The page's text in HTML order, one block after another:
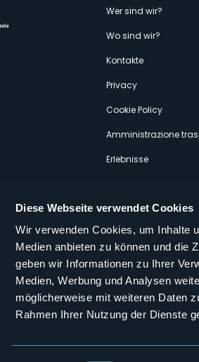
Diese Webseite verwendet Cookies
Wir verwenden Cookies, um Inhalte
Medien anbieten zu können und die
geben wir Informationen zu Ihrer
Medien, Werbung und Analysen
möglicherweise mit weiteren Daten
Rahmen Ihrer Nutzung der Dienste
Menù
Wer sind wir?
Wo sind wir?
Kontakte
Privacy
Cookie Policy
Amministrazione
Erlebnisse
Scrl
Italia 26 - 28838 Stresa VB - Italy
edistrettolaghi@legalmail.it